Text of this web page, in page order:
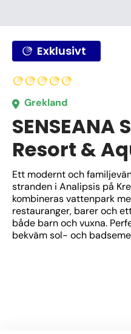
Exklusivt
Grekland
SENSEANA
Resort &
Ett modernt och
stranden i Analipsis på
kombineras vattenpark
restauranger, barer och
både barn och vuxna.
bekväm sol- och